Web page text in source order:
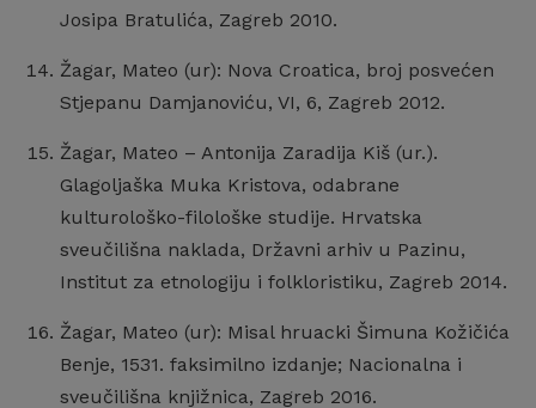
Josipa Bratulića, Zagreb 2010.
Žagar, Mateo (ur): Nova Croatica, broj posvećen
Stjepanu Damjanoviću, VI, 6, Zagreb 2012.
Žagar, Mateo – Antonija Zaradija Kiš (ur.).
Glagoljaška Muka Kristova, odabrane
kulturološko-filološke studije. Hrvatska
sveučilišna naklada, Državni arhiv u Pazinu,
Institut za etnologiju i folkloristiku, Zagreb 2014.
Žagar, Mateo (ur): Misal hruacki Šimuna Kožičića
Benje, 1531. faksimilno izdanje; Nacionalna i
sveučilišna knjižnica, Zagreb 2016.